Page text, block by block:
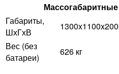
Массогабаритные
Габариты,
ШхГхВ
Вес (без
батареи)
626 кг